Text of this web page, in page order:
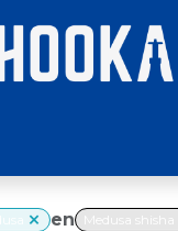
en Medusa shisha